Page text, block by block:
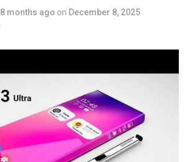
8 months ago on December 8, 2025